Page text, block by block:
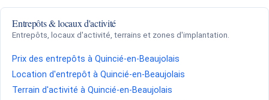
Entrepôts & locaux d'activité
Entrepôts, locaux d'activité, terrains et zones d'implantation.
Prix des entrepôts à Quincié-en-Beaujolais
Location d'entrepôt à Quincié-en-Beaujolais
Terrain d'activité à Quincié-en-Beaujolais